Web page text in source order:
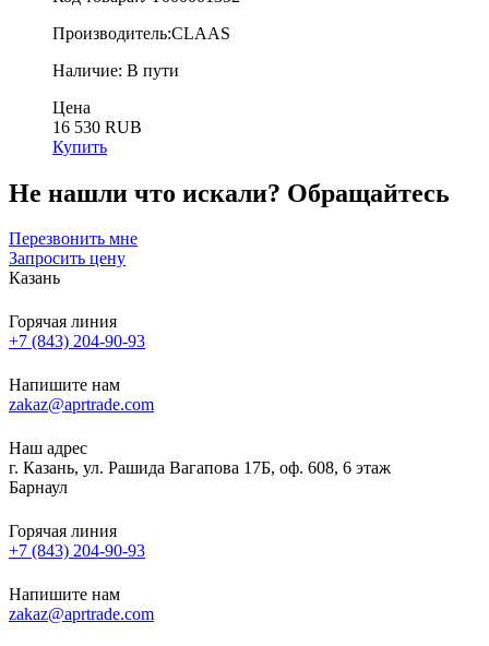
Производитель:CLAAS
Наличие: В пути
Цена
16 530 RUB
Купить
Не нашли что искали? Обращайтесь
Перезвонить мне
Запросить цену
Казань
Горячая линия
+7 (843) 204-90-93
Напишите нам
zakaz@aprtrade.com
Наш адрес
г. Казань, ул. Рашида Вагапова 17Б, оф. 608, 6 этаж
Барнаул
Горячая линия
+7 (843) 204-90-93
Напишите нам
zakaz@aprtrade.com